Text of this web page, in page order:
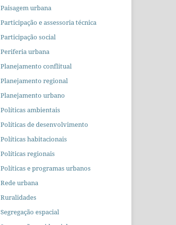
Paisagem urbana
Participação e assessoria técnica
Participação social
Periferia urbana
Planejamento conflitual
Planejamento regional
Planejamento urbano
Políticas ambientais
Políticas de desenvolvimento
Políticas habitacionais
Políticas regionais
Políticas e programas urbanos
Rede urbana
Ruralidades
Segregação espacial